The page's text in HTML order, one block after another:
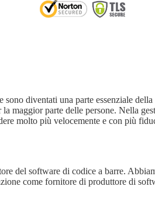
diventati una parte essenziale
maggior parte delle persone. Nella
molto più velocemente e con più
del software di codice a barre.
come fornitore di produttore di